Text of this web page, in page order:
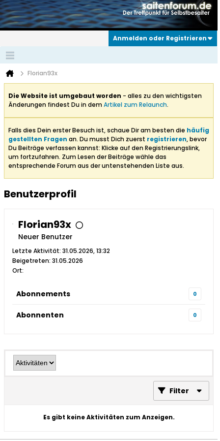
Anmelden oder Registrieren
Florian93x
Die Website ist umgebaut worden - alles zu den wichtigsten
Änderungen findest Du in demArtikel zum Relaunch.
Falls dies Dein erster Besuch ist, schaue Dir am besten die häufig
gestellten Fragen an. Du musst Dich zuerst registrieren, bevor
Du Beiträge verfassen kannst: Klicke auf den Registrierungslink,
um fortzufahren. Zum Lesen der Beiträge wähle das
entsprechende Forum aus der untenstehenden Liste aus.
Benutzerprofil
Florian93x
Neuer Benutzer
Letzte Aktivität: 31.05.2026, 13:32
Beigetreten: 31.05.2026
Ort:
Abonnements 0
Abonnenten 0
Filter
Es gibt keine Aktivitäten zum Anzeigen.